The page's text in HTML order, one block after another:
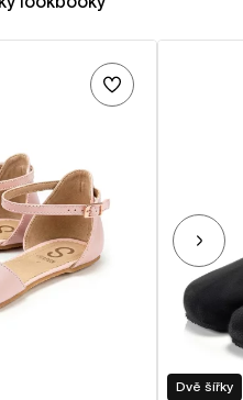
Dvě šířky